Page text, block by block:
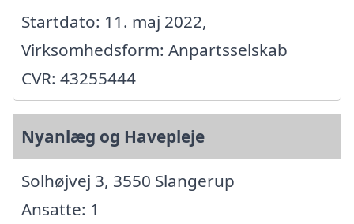
Startdato: 11. maj 2022,
Virksomhedsform: Anpartsselskab
CVR: 43255444
Nyanlæg og Havepleje
Solhøjvej 3, 3550 Slangerup
Ansatte: 1